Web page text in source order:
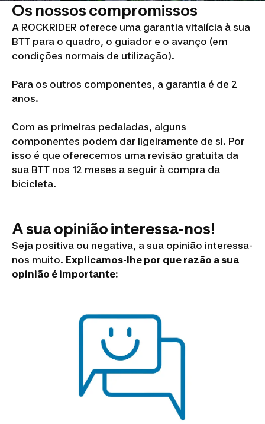
Os nossos compromissos
A ROCKRIDER oferece uma garantia vitalícia à sua
BTT para o quadro, o guiador e o avanço (em
condições normais de utilização).
Para os outros componentes, a garantia é de 2
anos.
Com as primeiras pedaladas, alguns
componentes podem dar ligeiramente de si. Por
isso é que oferecemos uma revisão gratuita da
sua BTT nos 12 meses a seguir à compra da
bicicleta.
A sua opinião interessa-nos!
Seja positiva ou negativa, a sua opinião interessa-
nos muito. Explicamos-lhe por que razão a sua
opinião é importante: